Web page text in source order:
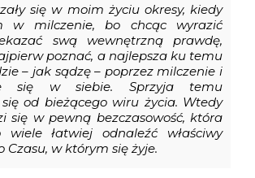
się w moim życiu okresy, kiedy
w milczenie, bo chcąc wyrazić
swą wewnętrzną prawdę,
poznać, a najlepsza ku temu
– jak sądzę – poprzez milczenie i
się w siebie. Sprzyja temu
od bieżącego wiru życia. Wtedy
się w pewną bezczasowość, która
wiele łatwiej odnaleźć właściwy
Czasu, w którym się żyje.